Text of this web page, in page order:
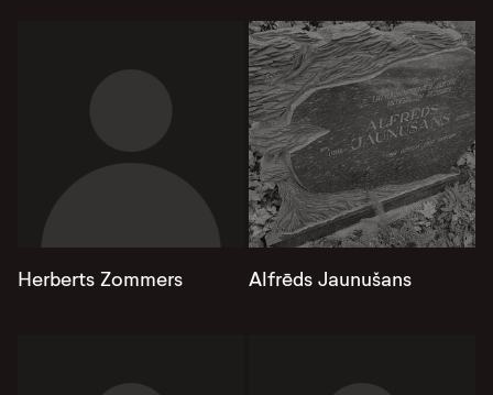
Herberts Zommers Alfrēds Jaunušans